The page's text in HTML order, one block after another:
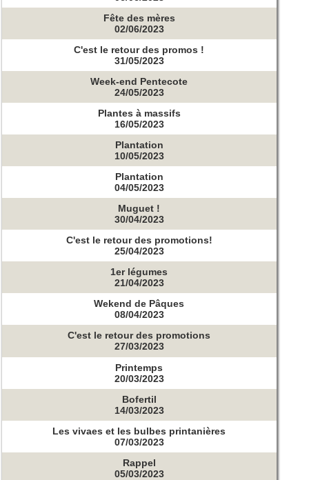
Fête des mères
02/06/2023
C'est le retour des promos !
31/05/2023
Week-end Pentecote
24/05/2023
Plantes à massifs
16/05/2023
Plantation
10/05/2023
Plantation
04/05/2023
Muguet !
30/04/2023
C'est le retour des promotions!
25/04/2023
1er légumes
21/04/2023
Wekend de Pâques
08/04/2023
C'est le retour des promotions
27/03/2023
Printemps
20/03/2023
Bofertil
14/03/2023
Les vivaes et les bulbes printanières
07/03/2023
Rappel
05/03/2023